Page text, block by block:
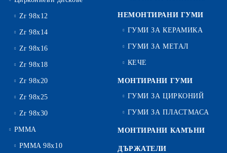
Zr 98x12
Zr 98x14
Zr 98x16
Zr 98x18
Zr 98x20
Zr 98x25
Zr 98x30
PMMA
PMMA 98x10
НЕМОНТИРАНИ ГУМИ
ГУМИ ЗА КЕРАМИКА
ГУМИ ЗА МЕТАЛ
КЕЧЕ
МОНТИРАНИ ГУМИ
ГУМИ ЗА ЦИРКОНИЙ
ГУМИ ЗА ПЛАСТМАСА
МОНТИРАНИ КАМЪНИ
ДЪРЖАТЕЛИ